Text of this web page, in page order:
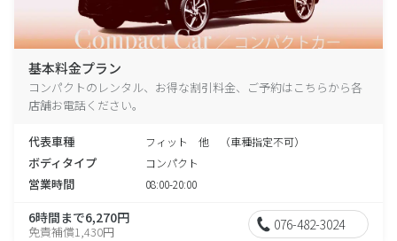
基本料金プラン
コンパクトのレンタル、お得な割引料金、ご予約はこちらから各
店舗お電話ください。
代表車種 フィット 他 （車種指定不可）
ボディタイプ コンパクト
営業時間 08:00-20:00
6時間まで6,270円
免責補償1,430円 076-482-3024